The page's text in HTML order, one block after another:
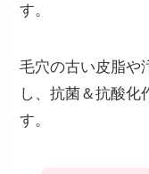
す。
毛穴の古い皮脂や
し、抗菌＆抗酸化
す。